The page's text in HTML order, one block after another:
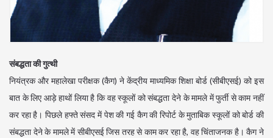
संबद्धता की गुत्थी
नियंत्रक और महालेखा परीक्षक (कैग) ने केंद्रीय माध्यमिक शिक्षा बोर्ड (सीबीएसई) को इस
बात के लिए आड़े हाथों लिया है कि वह स्कूलों को संबद्धता देने के मामले में फुर्ती से काम नहीं
कर रहा है। पिछले हफ्ते संसद में पेश की गई कैग की रिपोर्ट के मुताबिक स्कूलों को बोर्ड की
संबद्धता देने के मामले में सीबीएसई जिस तरह से काम कर रहा है, वह चिंताजनक है। कैग ने